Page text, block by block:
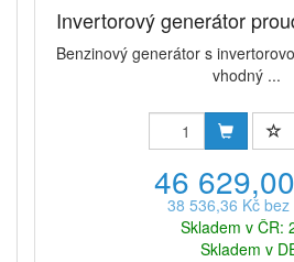
Invertorový generátor
Benzinový generátor s
vhodný ...
46
38 536,36 Kč bez
Skladem v ČR:
Skladem v